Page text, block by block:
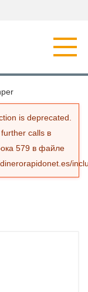
is deprecated.
calls в
579 в файле